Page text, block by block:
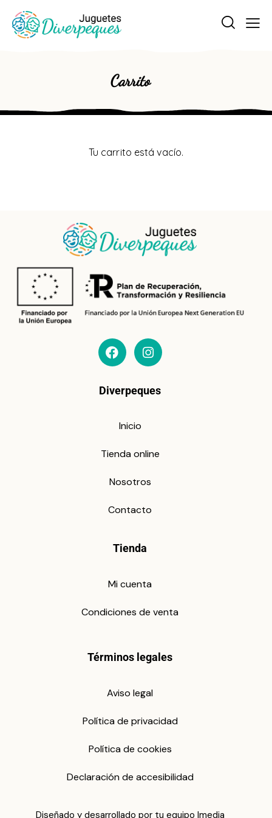
Carrito
Tu carrito está vacío.
Diverpeques
Inicio
Tienda online
Nosotros
Contacto
Tienda
Mi cuenta
Condiciones de venta
Términos legales
Aviso legal
Política de privacidad
Política de cookies
Declaración de accesibilidad
Diseñado y desarrollado por tu equipo Imedia